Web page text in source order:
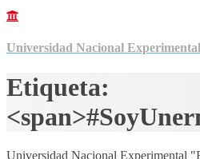
Universidad Nacional
Etiqueta:
Universidad Nacional Experimental